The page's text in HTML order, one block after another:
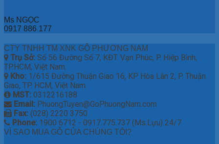
Ms NGỌC
0917 886 177
CTY TNHH TM XNK GỖ PHƯƠNG NAM
Trụ Sở: Số 56 Đường Số 7, KĐT. Vạn Phúc, P. Hiệp Bình,
TP.HCM, Việt Nam.
Kho: 1/615 Đường Thuận Giao 16, KP Hòa Lân 2, P. Thuận
Giao, TP. HCM, Việt Nam.
MST: 0312216188
Email: PhuongTuyen@GoPhuongNam.com
Fax: (028) 2220 3750
Phone: 1900 6712 - 0917.775.737 (Ms.Lựu) 24/7
VÌ SAO MUA GỖ CỦA CHÚNG TÔI?